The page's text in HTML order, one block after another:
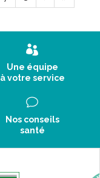
Une équipe
à votre service
Nos conseils
santé